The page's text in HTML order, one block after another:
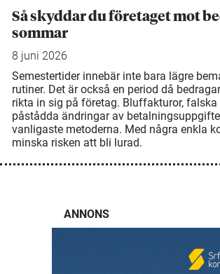
Så skyddar du företaget mot
sommar
8 juni 2026
Semestertider innebär inte bara lägre
rutiner. Det är också en period då
rikta in sig på företag. Bluffakturor, falska
påstådda ändringar av
vanligaste metoderna. Med några enkla
minska risken att bli lurad.
ANNONS